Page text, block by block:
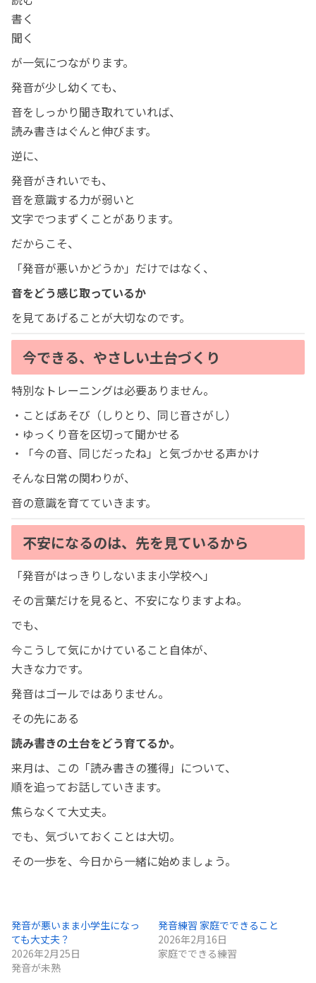
書く
聞く
が一気につながります。
発音が少し幼くても、
音をしっかり聞き取れていれば、
読み書きはぐんと伸びます。
逆に、
発音がきれいでも、
音を意識する力が弱いと
文字でつまずくことがあります。
だからこそ、
「発音が悪いかどうか」だけではなく、
音をどう感じ取っているか
を見てあげることが大切なのです。
今できる、やさしい土台づくり
特別なトレーニングは必要ありません。
・ことばあそび（しりとり、同じ音さがし）
・ゆっくり音を区切って聞かせる
・「今の音、同じだったね」と気づかせる声かけ
そんな日常の関わりが、
音の意識を育てていきます。
不安になるのは、先を見ているから
「発音がはっきりしないまま小学校へ」
その言葉だけを見ると、不安になりますよね。
でも、
今こうして気にかけていること自体が、
大きな力です。
発音はゴールではありません。
その先にある
読み書きの土台をどう育てるか。
来月は、この「読み書きの獲得」について、
順を追ってお話していきます。
焦らなくて大丈夫。
でも、気づいておくことは大切。
その一歩を、今日から一緒に始めましょう。
発音が悪いまま小学生になっ
ても大丈夫？
2026年2月25日
発音が未熟
発音練習 家庭でできること
2026年2月16日
家庭でできる練習